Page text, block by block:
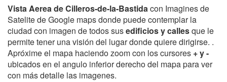
Vista Aerea de Cilleros-de-la-Bastidacon Imagines de
Satelite de Google maps donde puede contemplar la
ciudad con imagen de todos susedificios y callesque le
permite tener una visión del lugar donde quiere dirigirse. .
Apróxime el mapa haciendo zoom con los cursores + y -
ubicados en el angulo inferior derecho del mapa para ver
con más detalle las imagenes.